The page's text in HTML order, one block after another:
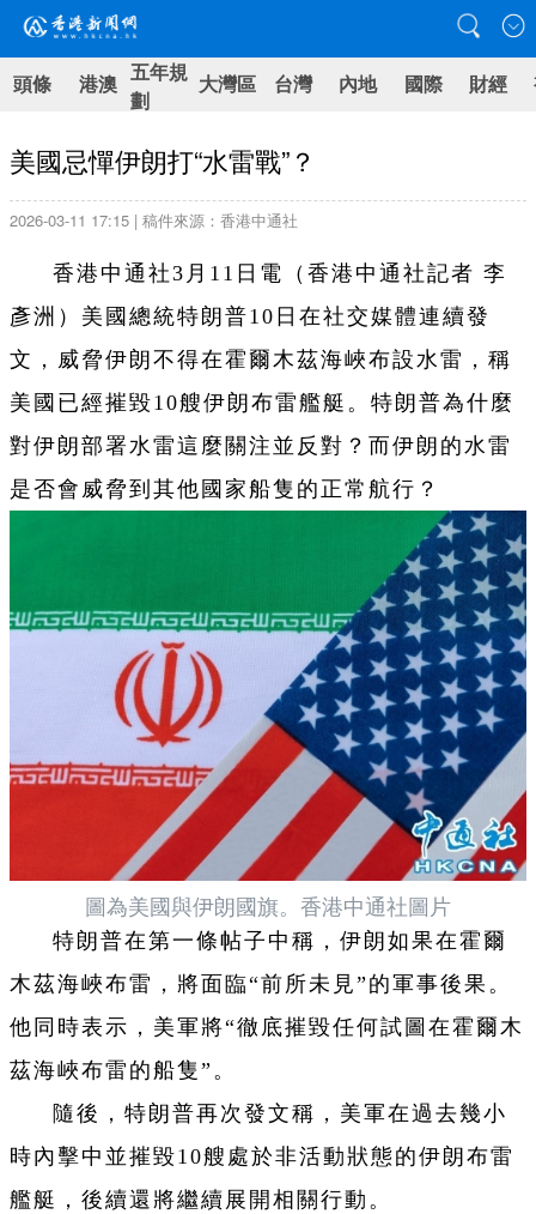
頭條 港澳 五年規
劃
大灣區 台灣 內地 國際 財經
美國忌憚伊朗打“水雷戰”？
2026-03-11 17:15 | 稿件來源：香港中通社
香港中通社3月11日電（ 香港中通社記者 李
彥洲 ） 美國總統特朗普10日在社交媒體連續發
文，威脅伊朗不得在霍爾木茲海峽布設水雷，稱
美國已經摧毀10艘伊朗布雷艦艇。特朗普為什麼
對伊朗部署水雷這麼關注並反對？而伊朗的水雷
是否會威脅到其他國家船隻的正常航行？
圖為美國與伊朗國旗。香港中通社圖片
特朗普在第一條帖子中稱，伊朗如果在霍爾
木茲海峽布雷，將面臨“前所未見”的軍事後果。
他同時表示，美軍將“徹底摧毀任何試圖在霍爾木
茲海峽布雷的船隻”。
隨後，特朗普再次發文稱，美軍在過去幾小
時內擊中並摧毀10艘處於非活動狀態的伊朗布雷
艦艇，後續還將繼續展開相關行動。